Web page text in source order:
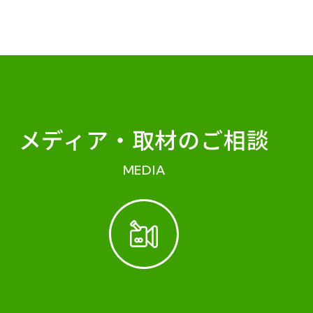
メディア・ 取材のご相談
MEDIA